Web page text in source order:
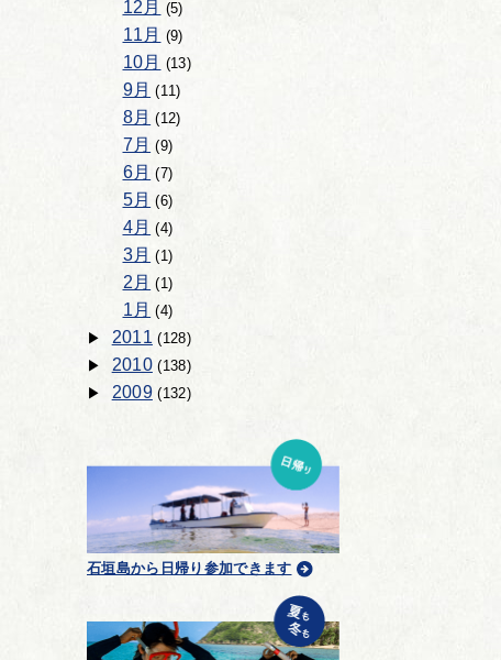
12月 (5)
11月 (9)
10月 (13)
9月 (11)
8月 (12)
7月 (9)
6月 (7)
5月 (6)
4月 (4)
3月 (1)
2月 (1)
1月 (4)
2011(128)
2010(138)
2009(132)
石垣島から日帰り参加できます